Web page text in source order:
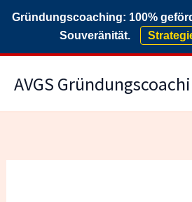
Gründungscoaching: 100%
Souveränität.
InhaltAVGS